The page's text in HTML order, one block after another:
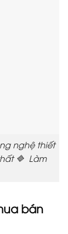
nghệ thiết
🔷 Làm
bán